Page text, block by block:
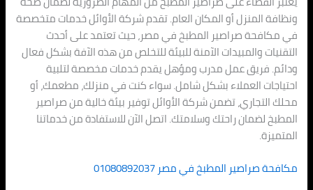
ونظافة المنزل أو المكان العام. تقدم شركة الأوائل خدمات متخصصة
في مكافحة صراصير المطبخ في مصر، حيث تعتمد على أحدث
التقنيات والمبيدات الآمنة للبيئة للتخلص من هذه الآفة بشكل فعال
ودائم. فريق عمل مدرب ومؤهل يقدم خدمات مخصصة لتلبية
احتياجات العملاء بشكل شامل. سواء كنت في منزلك، مطعمك، أو
محلك التجاري، تضمن شركة الأوائل توفير بيئة خالية من صراصير
المطبخ لضمان راحتك وسلامتك. اتصل الآن للاستفادة من خدماتنا
المتميزة.
مكافحة صراصير المطبخ في مصر 01080892037